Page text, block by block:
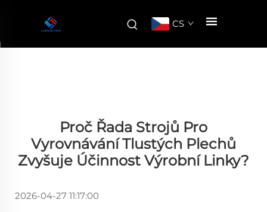
CS
Proč Řada Strojů Pro
Vyrovnávání Tlustých Plechů
Zvyšuje Účinnost Výrobní Linky?
2026-04-27 11:17:00